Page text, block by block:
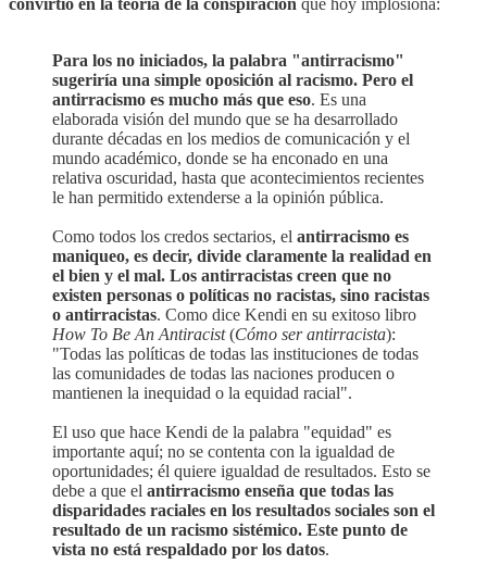
Para los no iniciados, la palabra "antirracismo"
sugeriría una simple oposición al racismo. Pero el
antirracismo es mucho más que eso. Es una
elaborada visión del mundo que se ha desarrollado
durante décadas en los medios de comunicación y el
mundo académico, donde se ha enconado en una
relativa oscuridad, hasta que acontecimientos recientes
le han permitido extenderse a la opinión pública.
Como todos los credos sectarios, el antirracismo es
maniqueo, es decir, divide claramente la realidad en
el bien y el mal. Los antirracistas creen que no
existen personas o políticas no racistas, sino racistas
o antirracistas. Como dice Kendi en su exitoso libro
How To Be An Antiracist(Cómo ser antirracista):
"Todas las políticas de todas las instituciones de todas
las comunidades de todas las naciones producen o
mantienen la inequidad o la equidad racial".
El uso que hace Kendi de la palabra "equidad" es
importante aquí; no se contenta con la igualdad de
oportunidades; él quiere igualdad de resultados. Esto se
debe a que el antirracismo enseña que todas las
disparidades raciales en los resultados sociales son el
resultado de un racismo sistémico. Este punto de
vista no está respaldado por los datos.